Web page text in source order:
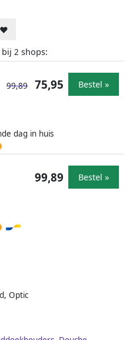
bij 2 shops:
dag in huis
99,89 75,95 Bestel »
99,89 Bestel »
Optic